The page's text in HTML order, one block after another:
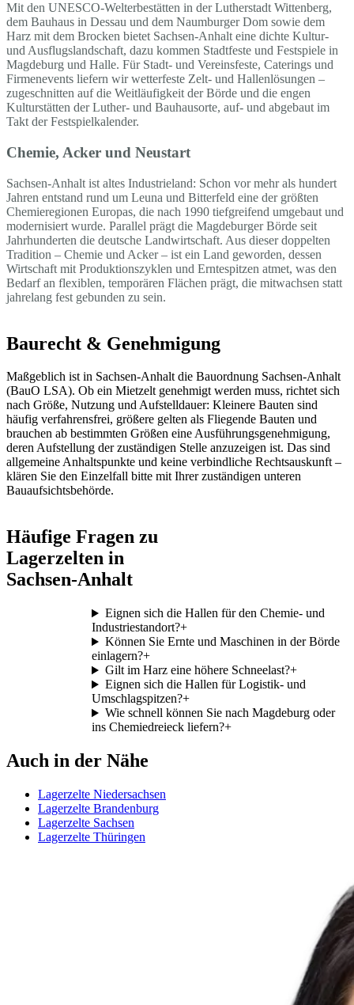
Mit den UNESCO-Welterbestätten in der Lutherstadt Wittenberg,
dem Bauhaus in Dessau und dem Naumburger Dom sowie dem
Harz mit dem Brocken bietet Sachsen-Anhalt eine dichte Kultur-
und Ausflugslandschaft, dazu kommen Stadtfeste und Festspiele in
Magdeburg und Halle. Für Stadt- und Vereinsfeste, Caterings und
Firmenevents liefern wir wetterfeste Zelt- und Hallenlösungen –
zugeschnitten auf die Weitläufigkeit der Börde und die engen
Kulturstätten der Luther- und Bauhausorte, auf- und abgebaut im
Takt der Festspielkalender.
Chemie, Acker und Neustart
Sachsen-Anhalt ist altes Industrieland: Schon vor mehr als hundert
Jahren entstand rund um Leuna und Bitterfeld eine der größten
Chemieregionen Europas, die nach 1990 tiefgreifend umgebaut und
modernisiert wurde. Parallel prägt die Magdeburger Börde seit
Jahrhunderten die deutsche Landwirtschaft. Aus dieser doppelten
Tradition – Chemie und Acker – ist ein Land geworden, dessen
Wirtschaft mit Produktionszyklen und Erntespitzen atmet, was den
Bedarf an flexiblen, temporären Flächen prägt, die mitwachsen statt
jahrelang fest gebunden zu sein.
Baurecht & Genehmigung
Maßgeblich ist in Sachsen-Anhalt die Bauordnung Sachsen-Anhalt
(BauO LSA). Ob ein Mietzelt genehmigt werden muss, richtet sich
nach Größe, Nutzung und Aufstelldauer: Kleinere Bauten sind
häufig verfahrensfrei, größere gelten als Fliegende Bauten und
brauchen ab bestimmten Größen eine Ausführungsgenehmigung,
deren Aufstellung der zuständigen Stelle anzuzeigen ist. Das sind
allgemeine Anhaltspunkte und keine verbindliche Rechtsauskunft –
klären Sie den Einzelfall bitte mit Ihrer zuständigen unteren
Bauaufsichtsbehörde.
Häufige Fragen zu
Lagerzelten in
Sachsen-Anhalt
Eignen sich die Hallen für den Chemie- und
Industriestandort?+
Können Sie Ernte und Maschinen in der Börde
einlagern?+
Gilt im Harz eine höhere Schneelast?+
Eignen sich die Hallen für Logistik- und
Umschlagspitzen?+
Wie schnell können Sie nach Magdeburg oder
ins Chemiedreieck liefern?+
Auch in der Nähe
Lagerzelte Niedersachsen
Lagerzelte Brandenburg
Lagerzelte Sachsen
Lagerzelte Thüringen